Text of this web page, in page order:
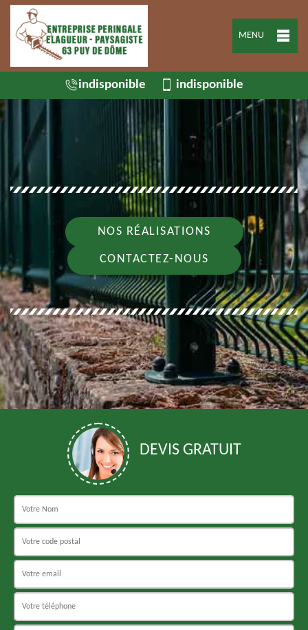
MENU
indisponible indisponible
NOS RÉALISATIONS
CONTACTEZ-NOUS
DEVIS GRATUIT